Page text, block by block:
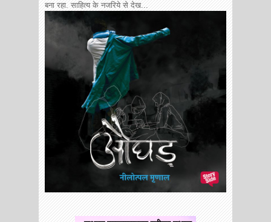
बना रहा. साहित्य के नजरिये से देख...